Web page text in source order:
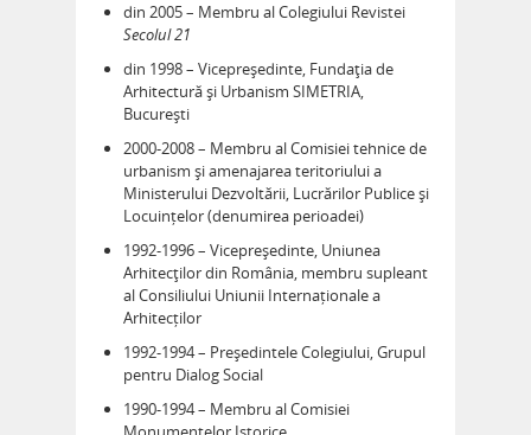
din 2005 – Membru al Colegiului Revistei
Secolul 21
din 1998 – Vicepreședinte, Fundaţia de
Arhitectură și Urbanism SIMETRIA,
București
2000-2008 – Membru al Comisiei tehnice de
urbanism și amenajarea teritoriului a
Ministerului Dezvoltării, Lucrărilor Publice și
Locuințelor (denumirea perioadei)
1992-1996 – Vicepreședinte, Uniunea
Arhitecţilor din România, membru supleant
al Consiliului Uniunii Internaționale a
Arhitecților
1992-1994 – Președintele Colegiului, Grupul
pentru Dialog Social
1990-1994 – Membru al Comisiei